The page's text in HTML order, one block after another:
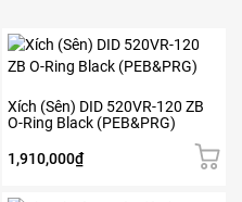
Xích (Sên) DID 520VR-120 ZB
O-Ring Black (PEB&PRG)
1,910,000₫